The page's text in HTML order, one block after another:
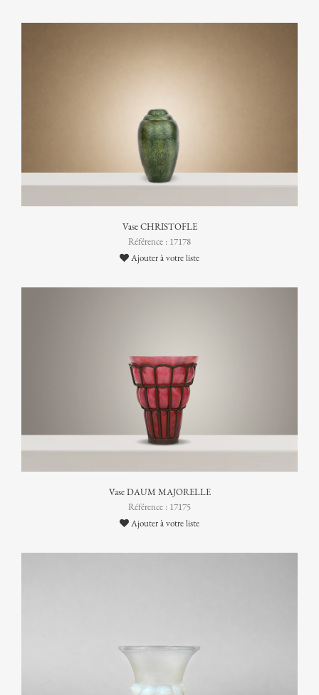
Vase CHRISTOFLE
Référence : 17178
Ajouter à votre liste
Vase DAUM MAJORELLE
Référence : 17175
Ajouter à votre liste